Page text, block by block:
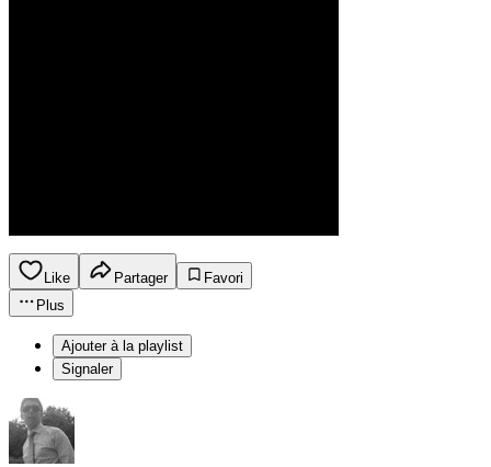
Like Partager
Favori
Plus
Ajouter à la playlist
Signaler